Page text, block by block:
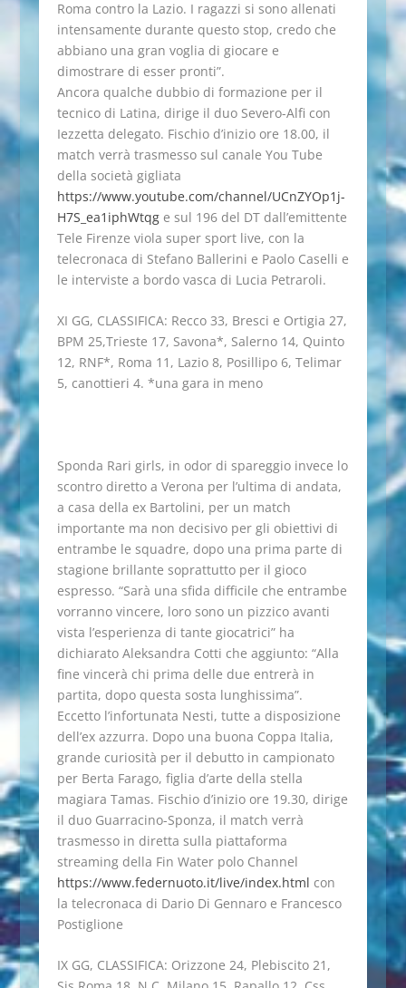
Roma contro la Lazio. I ragazzi si sono allenati
intensamente durante questo stop, credo che
abbiano una gran voglia di giocare e
dimostrare di esser pronti”.
Ancora qualche dubbio di formazione per il
tecnico di Latina, dirige il duo Severo-Alfi con
Iezzetta delegato. Fischio d’inizio ore 18.00, il
match verrà trasmesso sul canale You Tube
della società gigliata
https://www.youtube.com/channel/UCnZYOp1j-
H7S_ea1iphWtqge sul 196 del DT dall’emittente
Tele Firenze viola super sport live, con la
telecronaca di Stefano Ballerini e Paolo Caselli e
le interviste a bordo vasca di Lucia Petraroli.
XI GG, CLASSIFICA: Recco 33, Bresci e Ortigia 27,
BPM 25,Trieste 17, Savona*, Salerno 14, Quinto
12, RNF*, Roma 11, Lazio 8, Posillipo 6, Telimar
5, canottieri 4. *una gara in meno
Sponda Rari girls, in odor di spareggio invece lo
scontro diretto a Verona per l’ultima di andata,
a casa della ex Bartolini, per un match
importante ma non decisivo per gli obiettivi di
entrambe le squadre, dopo una prima parte di
stagione brillante soprattutto per il gioco
espresso. “Sarà una sfida difficile che entrambe
vorranno vincere, loro sono un pizzico avanti
vista l’esperienza di tante giocatrici” ha
dichiarato Aleksandra Cotti che aggiunto: “Alla
fine vincerà chi prima delle due entrerà in
partita, dopo questa sosta lunghissima”.
Eccetto l’infortunata Nesti, tutte a disposizione
dell’ex azzurra. Dopo una buona Coppa Italia,
grande curiosità per il debutto in campionato
per Berta Farago, figlia d’arte della stella
magiara Tamas. Fischio d’inizio ore 19.30, dirige
il duo Guarracino-Sponza, il match verrà
trasmesso in diretta sulla piattaforma
streaming della Fin Water polo Channel
https://www.federnuoto.it/live/index.html con
la telecronaca di Dario Di Gennaro e Francesco
Postiglione
IX GG, CLASSIFICA: Orizzone 24, Plebiscito 21,